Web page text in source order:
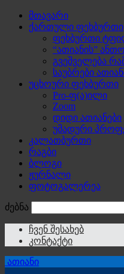
მთავარი
ქართული ფეხბურთი
ფეხბურთი
“ათიანის”
გვეშველება
საუბრები
უცხოური ფეხბურთი
Pro-ფ(ა)ილი
Zoom
დიდი ათიანები
უმადური
კალათბურთი
რაგბი
ბლოგი
ჟურნალი
ფოტოგალერეა
ძებნა
ჩვენ შესახებ
კონტაქტი
ათიანი